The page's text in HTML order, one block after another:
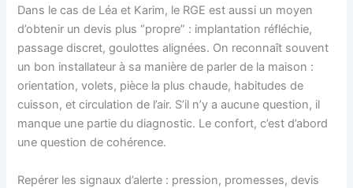
Dans le cas de Léa et Karim, le RGE est aussi un moyen
d’obtenir un devis plus “propre” : implantation réfléchie,
passage discret, goulottes alignées. On reconnaît souvent
un bon installateur à sa manière de parler de la maison :
orientation, volets, pièce la plus chaude, habitudes de
cuisson, et circulation de l’air. S’il n’y a aucune question, il
manque une partie du diagnostic. Le confort, c’est d’abord
une question de cohérence.
Repérer les signaux d’alerte : pression, promesses, devis